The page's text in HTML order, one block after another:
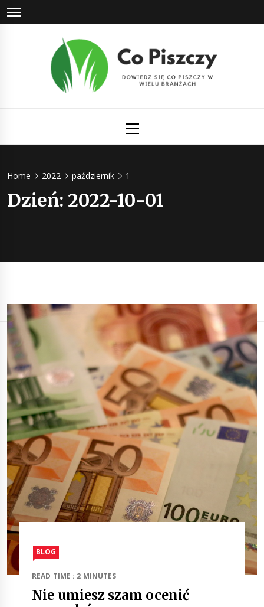
Skip
to
Menu
Home 2022 październik 1
Dzień: 2022-10-01
BLOG
READ TIME : 2 MINUTES
Nie umiesz szam ocenić